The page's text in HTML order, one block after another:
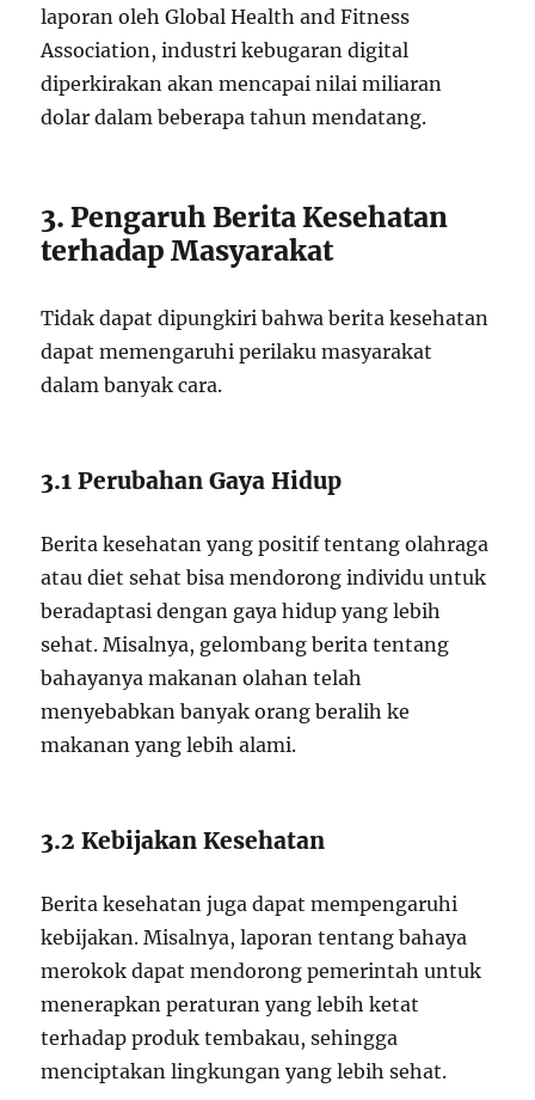
laporan oleh Global Health and Fitness
Association, industri kebugaran digital
diperkirakan akan mencapai nilai miliaran
dolar dalam beberapa tahun mendatang.
3. Pengaruh Berita Kesehatan
terhadap Masyarakat
Tidak dapat dipungkiri bahwa berita kesehatan
dapat memengaruhi perilaku masyarakat
dalam banyak cara.
3.1 Perubahan Gaya Hidup
Berita kesehatan yang positif tentang olahraga
atau diet sehat bisa mendorong individu untuk
beradaptasi dengan gaya hidup yang lebih
sehat. Misalnya, gelombang berita tentang
bahayanya makanan olahan telah
menyebabkan banyak orang beralih ke
makanan yang lebih alami.
3.2 Kebijakan Kesehatan
Berita kesehatan juga dapat mempengaruhi
kebijakan. Misalnya, laporan tentang bahaya
merokok dapat mendorong pemerintah untuk
menerapkan peraturan yang lebih ketat
terhadap produk tembakau, sehingga
menciptakan lingkungan yang lebih sehat.